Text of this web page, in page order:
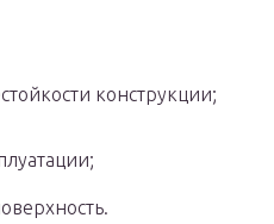
конструкции;